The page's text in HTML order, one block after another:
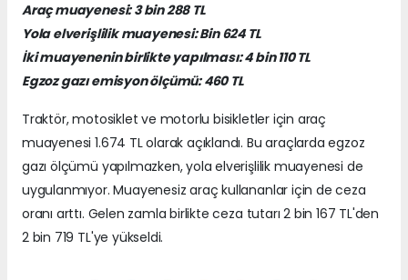
Araç muayenesi: 3 bin 288 TL
Yola elverişlilik muayenesi: Bin 624 TL
İki muayenenin birlikte yapılması: 4 bin 110 TL
Egzoz gazı emisyon ölçümü: 460 TL
Traktör, motosiklet ve motorlu bisikletler için araç
muayenesi 1.674 TL olarak açıklandı. Bu araçlarda egzoz
gazı ölçümü yapılmazken, yola elverişlilik muayenesi de
uygulanmıyor.Muayenesiz araç kullananlar için de ceza
oranı arttı. Gelen zamla birlikte ceza tutarı 2 bin 167 TL'den
2 bin 719 TL'ye yükseldi.